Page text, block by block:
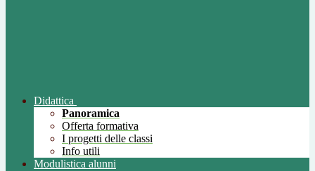
Didattica
Panoramica
Offerta formativa
I progetti delle classi
Info utili
Modulistica alunni